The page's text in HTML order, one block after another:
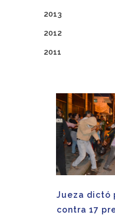
2013
2012
2011
Jueza dictó
contra 17